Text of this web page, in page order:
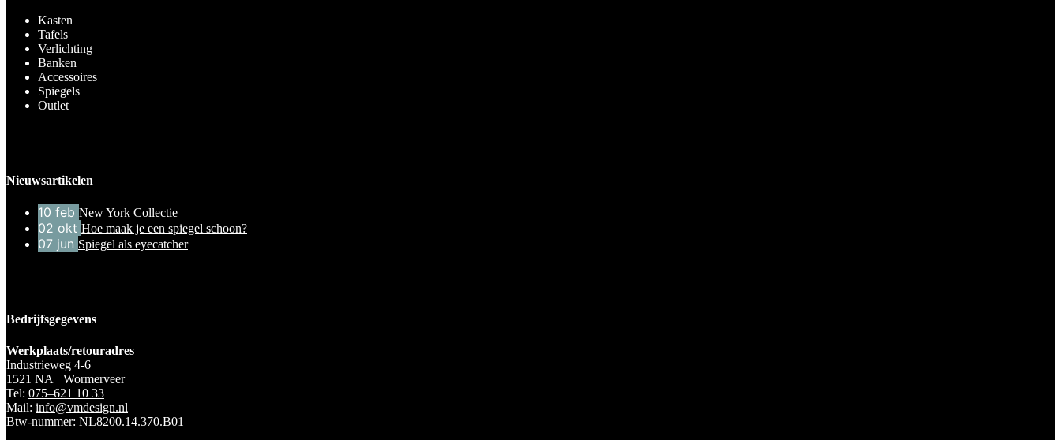
Kasten
Tafels
Verlichting
Banken
Accessoires
Spiegels
Outlet
Nieuwsartikelen
10 feb New York Collectie
02 okt Hoe maak je een spiegel schoon?
07 jun Spiegel als eyecatcher
Bedrijfsgegevens
Werkplaats/retouradres
Industrieweg 4-6
1521 NA Wormerveer
Tel: 075–621 10 33
Mail: info@vmdesign.nl
Btw-nummer: NL8200.14.370.B01